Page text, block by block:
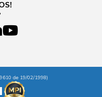
de 19/02/1998)